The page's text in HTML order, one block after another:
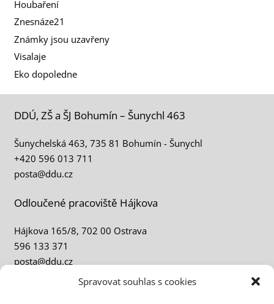
Spravovat souhlas s cookies
Houbaření
Znesnáze21
Známky jsou uzavřeny
Visalaje
Eko dopoledne
DDÚ, ZŠ a ŠJ Bohumín – Šunychl 463
Šunychelská 463, 735 81 Bohumín - Šunychl
+420 596 013 711
posta@ddu.cz
Odloučené pracoviště Hájkova
Hájkova 165/8, 702 00 Ostrava
596 133 371
posta@ddu.cz
Územní obvody DDÚ